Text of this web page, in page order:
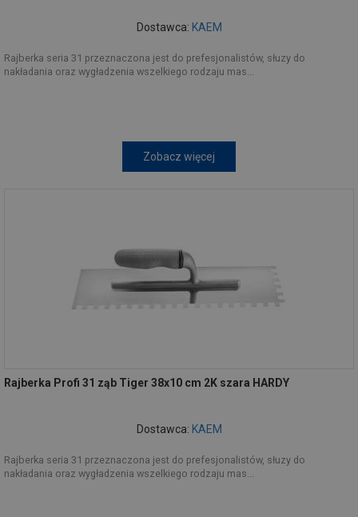
Dostawca: KAEM
Rajberka seria 31 przeznaczona jest do prefesjonalistów, słuzy do
nakładania oraz wygładzenia wszelkiego rodzaju mas...
Zobacz więcej
Rajberka Profi 31 ząb Tiger 38x10 cm 2K szara HARDY
Dostawca: KAEM
Rajberka seria 31 przeznaczona jest do prefesjonalistów, słuzy do
nakładania oraz wygładzenia wszelkiego rodzaju mas...